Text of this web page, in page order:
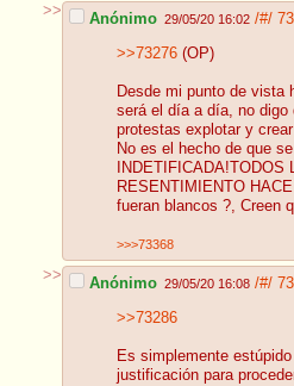
>> Anónimo 29/05/20 16:02 /#/
>>73276 (OP)
Desde mi punto de vista
será el día a día, no digo
protestas explotar y
No es el hecho de que
RESENTIMIENTO
fueran blancos ?, Creen
>>>73368
>> Anónimo 29/05/20 16:08 /#/
>>73286
Es simplemente
justificación para